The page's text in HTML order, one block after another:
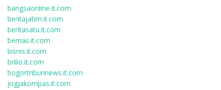
bangsaonline.it.com
beritajatim.it.com
beritasatu.it.com
bernas.it.com
bisnis.it.com
brilio.it.com
bogortribunnews.it.com
jogjakompas.it.com